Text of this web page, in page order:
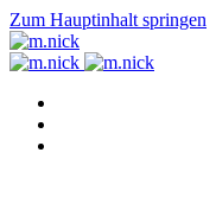
Zum Hauptinhalt springen